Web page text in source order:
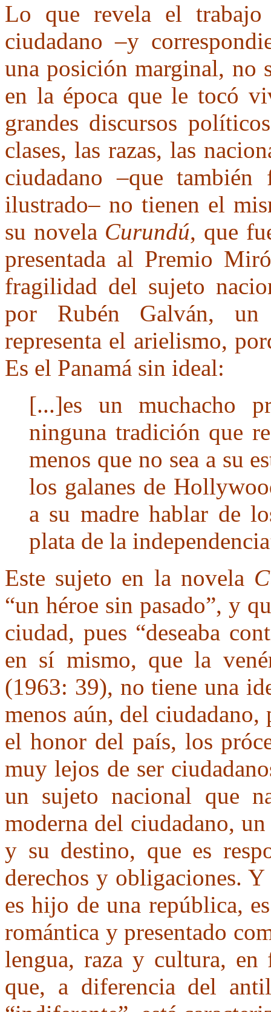
Lo que revela el
ciudadano –y
una posición marginal, no
en la época que le tocó
grandes discursos
clases, las razas, las
ciudadano –que
ilustrado– no tienen el
su novela Curundú, que
presentada al Premio
fragilidad del sujeto
por Rubén Galván, un
representa el arielismo,
Es el Panamá sin ideal:
[...]es un muchacho
ninguna tradición que
menos que no sea a su
los galanes de
a su madre hablar de
plata de la
Este sujeto en la novela
“un héroe sin pasado”, y
ciudad, pues “deseaba
en sí mismo, que la
(1963: 39), no tiene una
menos aún, del ciudadano,
el honor del país, los
muy lejos de ser
un sujeto nacional que
moderna del ciudadano,
y su destino, que es
derechos y obligaciones.
es hijo de una república,
romántica y presentado
lengua, raza y cultura,
que, a diferencia del